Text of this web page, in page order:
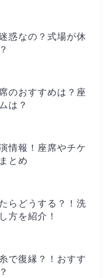
惑なの？式場が休
のおすすめは？座
は？
情報！座席やチケ
とめ
らどうする？！洗
方を紹介！
で復縁？！おすす